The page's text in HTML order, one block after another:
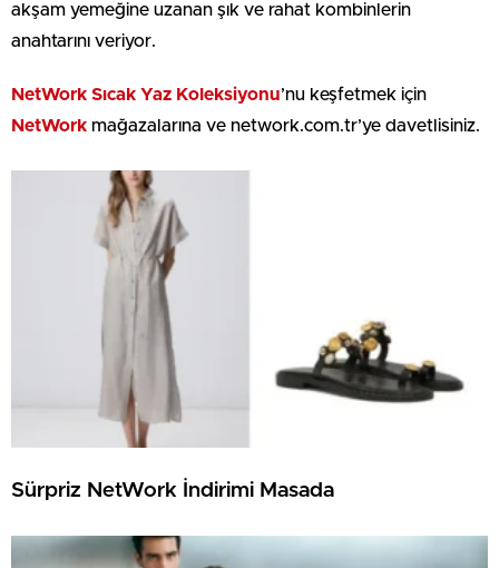
akşam yemeğine uzanan şık ve rahat kombinlerin
anahtarını veriyor.
NetWork Sıcak Yaz Koleksiyonu’nu keşfetmek için
NetWork mağazalarına ve network.com.tr’ye davetlisiniz.
Sürpriz NetWork İndirimi Masada